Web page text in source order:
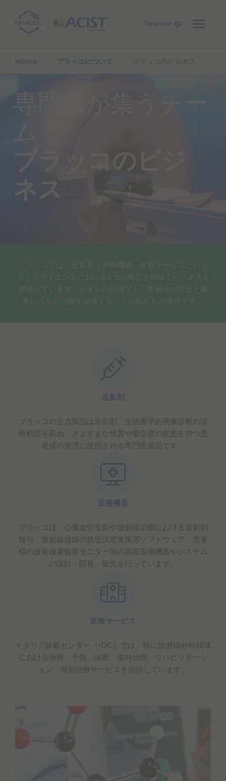
Japanese
Home ブラッコについて
ネス
ブラッコでは、造影剤・医療機器・医療サービスという
ライフサイエンスにおける3つの異なる領域でビジネスを
展開しています。いずれの領域でも、患者様の安全と最
高レベルの治療を提供することが私たちの責任です。
造影剤
ブラッコの主力製品は造影剤。生物医学的画像診断の診
断精度を高め、さまざまな性質や重症度の疾患を持つ患
者様の管理に使用される専門医薬品です。
医療機器
ブラッコは、心臓血管造影や放射線治療における造影剤
投与、放射線技師の意思決定支援用ソフトウェア、患者
様の放射線量観察モニター等の高度医療機器やシステム
の設計・開発・販売を行っています。
医療サービス
イタリア診断センター（IDC）では、特に放射線外科領域
における分析、予防、診断、歯科治療、リハビリテーシ
ョン、個別治療サービスを提供しています。